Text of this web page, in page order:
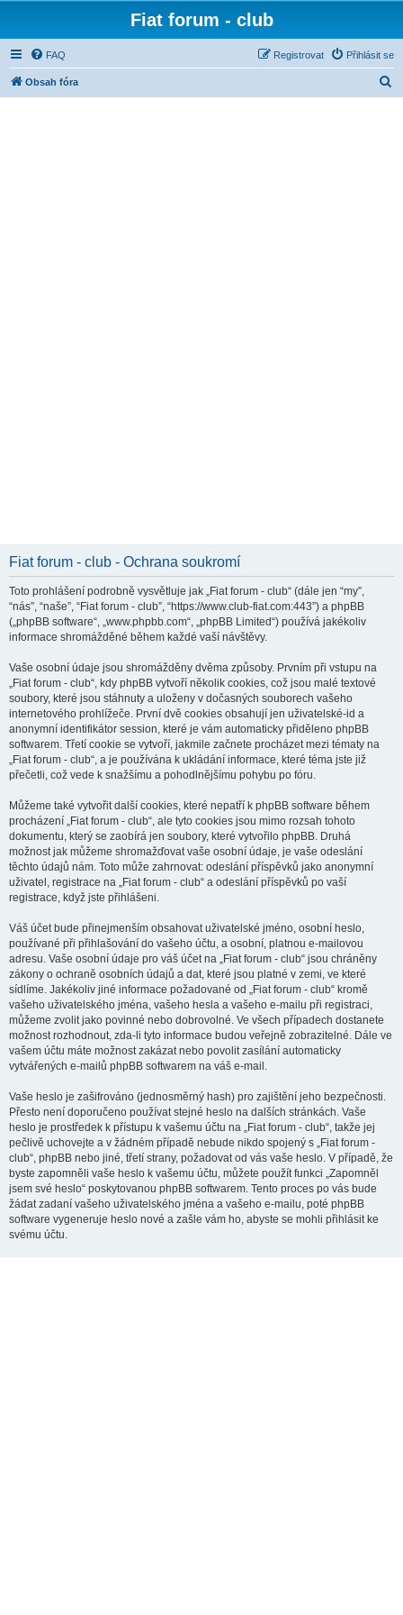
Fiat forum - club
FAQ Přihlásit se
Registrovat
Obsah fóra
Fiat forum - club - Ochrana soukromí
Toto prohlášení podrobně vysvětluje jak „Fiat forum - club“ (dále jen “my”,
“nás”, “naše”, “Fiat forum - club”, “https://www.club-fiat.com:443”) a phpBB
(„phpBB software“, „www.phpbb.com“, „phpBB Limited“) používá jakékoliv
informace shromážděné během každé vaší návštěvy.
Vaše osobní údaje jsou shromážděny dvěma způsoby. Prvním při vstupu na
„Fiat forum - club“, kdy phpBB vytvoří několik cookies, což jsou malé textové
soubory, které jsou stáhnuty a uloženy v dočasných souborech vašeho
internetového prohlížeče. První dvě cookies obsahují jen uživatelské-id a
anonymní identifikátor session, které je vám automaticky přiděleno phpBB
softwarem. Třetí cookie se vytvoří, jakmile začnete procházet mezi tématy na
„Fiat forum - club“, a je používána k ukládání informace, které téma jste již
přečetli, což vede k snažšímu a pohodlnějšímu pohybu po fóru.
Můžeme také vytvořit další cookies, které nepatří k phpBB software během
procházení „Fiat forum - club“, ale tyto cookies jsou mimo rozsah tohoto
dokumentu, který se zaobírá jen soubory, které vytvořilo phpBB. Druhá
možnost jak můžeme shromažďovat vaše osobní údaje, je vaše odeslání
těchto údajů nám. Toto může zahrnovat: odeslání příspěvků jako anonymní
uživatel, registrace na „Fiat forum - club“ a odeslání příspěvků po vaší
registrace, když jste přihlášeni.
Váš účet bude přinejmenším obsahovat uživatelské jméno, osobní heslo,
používané při přihlašování do vašeho účtu, a osobní, platnou e-mailovou
adresu. Vaše osobní údaje pro váš účet na „Fiat forum - club“ jsou chráněny
zákony o ochraně osobních údajů a dat, které jsou platné v zemi, ve které
sídlíme. Jakékoliv jiné informace požadované od „Fiat forum - club“ kromě
vašeho uživatelského jména, vašeho hesla a vašeho e-mailu při registraci,
můžeme zvolit jako povinné nebo dobrovolné. Ve všech případech dostanete
možnost rozhodnout, zda-li tyto informace budou veřejně zobrazitelné. Dále ve
vašem účtu máte možnost zakázat nebo povolit zasílání automaticky
vytvářených e-mailů phpBB softwarem na váš e-mail.
Vaše heslo je zašifrováno (jednosměrný hash) pro zajištění jeho bezpečnosti.
Přesto není doporučeno používat stejné heslo na dalších stránkách. Vaše
heslo je prostředek k přístupu k vašemu účtu na „Fiat forum - club“, takže jej
pečlivě uchovejte a v žádném případě nebude nikdo spojený s „Fiat forum -
club“, phpBB nebo jiné, třetí strany, požadovat od vás vaše heslo. V případě, že
byste zapomněli vaše heslo k vašemu účtu, můžete použít funkci „Zapomněl
jsem své heslo“ poskytovanou phpBB softwarem. Tento proces po vás bude
žádat zadaní vašeho uživatelského jména a vašeho e-mailu, poté phpBB
software vygeneruje heslo nové a zašle vám ho, abyste se mohli přihlásit ke
svému účtu.